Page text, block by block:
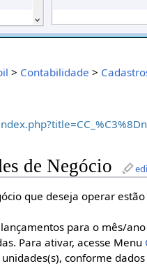
> Contabilidade >
de Negócio
que deseja operar
para o mês/
Para ativar, acesse Menu
conforme